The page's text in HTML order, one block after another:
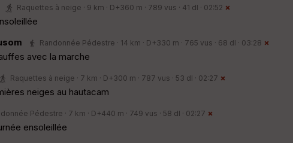
Raquettes à neige · 9 km · D+360 m · 789 vus · 41 dl · 02:52
Randonnée Pédestre · 14 km · D+330 m · 765 vus · 68 dl · 03:28
avec la marche
Raquettes à neige · 7 km · D+300 m · 787 vus · 53 dl · 02:27
neiges au hautacam
Pédestre · 7 km · D+440 m · 749 vus · 58 dl · 02:27
ensoleillée